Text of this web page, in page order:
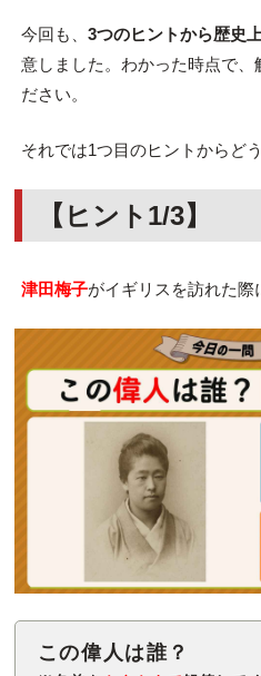
今回も、 3つのヒントから歴史
意しました。わかった時点で、
ださい。
それでは1つ目のヒントからど
【ヒント1/3】
津田梅子がイギリスを訪れた際